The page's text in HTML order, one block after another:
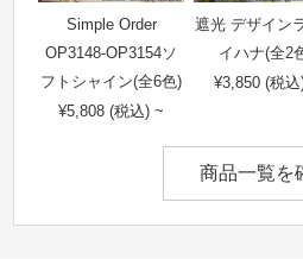
Simple Order
OP3148-OP3154ソ
フトシャイン(全6色)
¥5,808 (税込) ~
遮光 デザイン
イハナ(全2
¥3,850 (税
商品一覧を